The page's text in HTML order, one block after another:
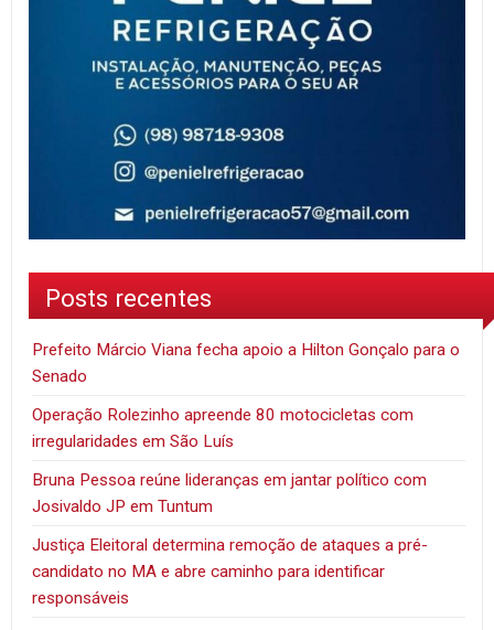
Posts recentes
Prefeito Márcio Viana fecha apoio a Hilton Gonçalo para o
Senado
Operação Rolezinho apreende 80 motocicletas com
irregularidades em São Luís
Bruna Pessoa reúne lideranças em jantar político com
Josivaldo JP em Tuntum
Justiça Eleitoral determina remoção de ataques a pré-
candidato no MA e abre caminho para identificar
responsáveis